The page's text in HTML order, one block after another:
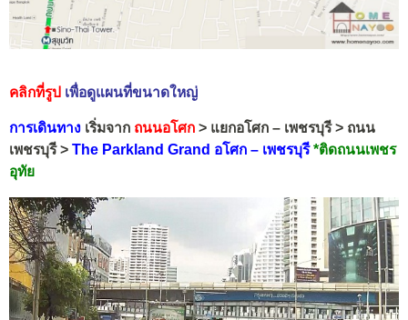
คลิกที่รูป เพื่อดูแผนที่ขนาดใหญ่
การเดินทาง เริ่มจาก ถนนอโศก > แยกอโศก – เพชรบุรี > ถนน
เพชรบุรี > The Parkland Grand อโศก – เพชรบุรี *ติดถนนเพชร
อุทัย